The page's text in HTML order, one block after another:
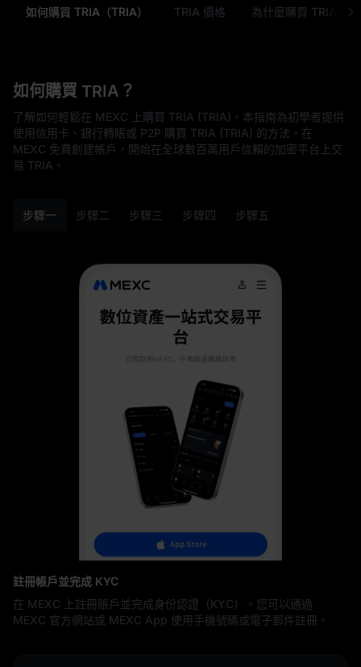
如何購買 TRIA（TRIA） TRIA 價格 為什麼購買 TRIA
如何購買 TRIA？
了解如何輕鬆在 MEXC 上購買 TRIA (TRIA)。本指南為初學者提供
使用信用卡、銀行轉賬或 P2P 購買 TRIA (TRIA) 的方法。在
MEXC 免費創建帳戶，開始在全球數百萬用戶信賴的加密平台上交
易 TRIA。
步驟一 步驟二 步驟三 步驟四 步驟五
註冊帳戶並完成 KYC
在 MEXC 上註冊賬戶並完成身份認證（KYC）。您可以通過
MEXC 官方網站或 MEXC App 使用手機號碼或電子郵件註冊。